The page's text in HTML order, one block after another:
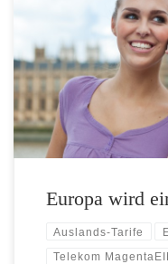
– Mit der EU-Flat in
nur 10 Euro im Monat die
mit dem Handy oder vom
Ob im Strandurlaub auf
Bergen oder während des
Europa wird
Auslands-Tarife
Telekom